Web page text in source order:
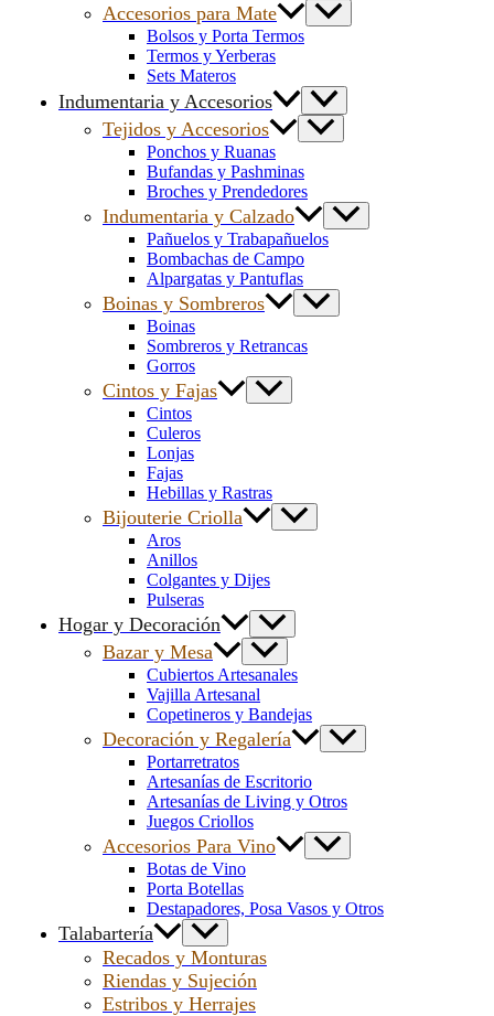
Accesorios para Mate
Bolsos y Porta Termos
Termos y Yerberas
Sets Materos
Indumentaria y Accesorios
Tejidos y Accesorios
Ponchos y Ruanas
Bufandas y Pashminas
Broches y Prendedores
Indumentaria y Calzado
Pañuelos y Trabapañuelos
Bombachas de Campo
Alpargatas y Pantuflas
Boinas y Sombreros
Boinas
Sombreros y Retrancas
Gorros
Cintos y Fajas
Cintos
Culeros
Lonjas
Fajas
Hebillas y Rastras
Bijouterie Criolla
Aros
Anillos
Colgantes y Dijes
Pulseras
Hogar y Decoración
Bazar y Mesa
Cubiertos Artesanales
Vajilla Artesanal
Copetineros y Bandejas
Decoración y Regalería
Portarretratos
Artesanías de Escritorio
Artesanías de Living y Otros
Juegos Criollos
Accesorios Para Vino
Botas de Vino
Porta Botellas
Destapadores, Posa Vasos y Otros
Talabartería
Recados y Monturas
Riendas y Sujeción
Estribos y Herrajes